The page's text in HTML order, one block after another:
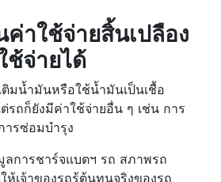
าใช้จ่ายสิ้นเปลือง
จ่ายได้
ติมน้ำมันหรือใช้น้ำมันเป็นเชื้อ
รถก็ยังมีค่าใช้จ่ายอื่น ๆ เช่น การ
ารซ่อมบำรุง
ลการชาร์จแบตฯ รถ สภาพรถ
ห้เจ้าของรถรู้ต้นทุนจริงของรถ